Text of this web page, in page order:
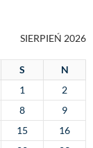
SIERPIEŃ 2026
S
N
1
2
8
9
15
16